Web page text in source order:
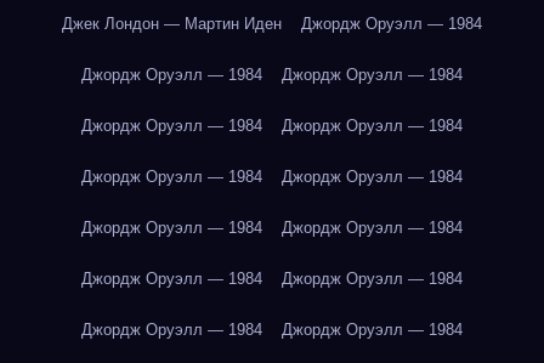
Джек Лондон — Мартин Иден Джордж Оруэлл — 1984
Джордж Оруэлл — 1984 Джордж Оруэлл — 1984
Джордж Оруэлл — 1984 Джордж Оруэлл — 1984
Джордж Оруэлл — 1984 Джордж Оруэлл — 1984
Джордж Оруэлл — 1984 Джордж Оруэлл — 1984
Джордж Оруэлл — 1984 Джордж Оруэлл — 1984
Джордж Оруэлл — 1984 Джордж Оруэлл — 1984